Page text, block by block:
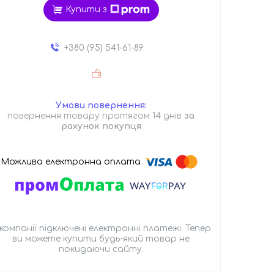
Купити з
+380 (95) 541-61-89
повернення товару протягом 14 днів за
рахунок покупця
підключені електронні платежі. Тепер
ви можете купити будь-який товар не
покидаючи сайту.